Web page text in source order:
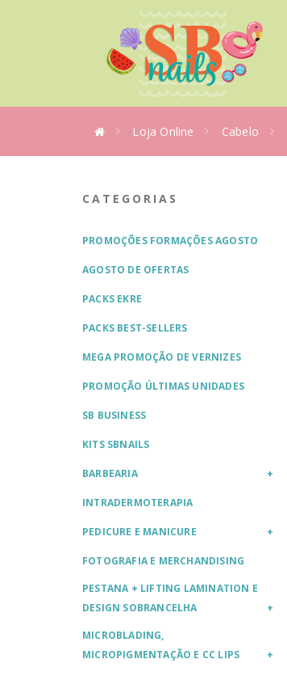
Loja Online Cabelo
CATEGORIAS
PROMOÇÕES FORMAÇÕES AGOSTO
AGOSTO DE OFERTAS
PACKS EKRE
PACKS BEST-SELLERS
MEGA PROMOÇÃO DE VERNIZES
PROMOÇÃO ÚLTIMAS UNIDADES
SB BUSINESS
KITS SBNAILS
BARBEARIA
INTRADERMOTERAPIA
PEDICURE E MANICURE
FOTOGRAFIA E MERCHANDISING
PESTANA + LIFTING LAMINATION E
DESIGN SOBRANCELHA
MICROBLADING,
MICROPIGMENTAÇÃO E CC LIPS